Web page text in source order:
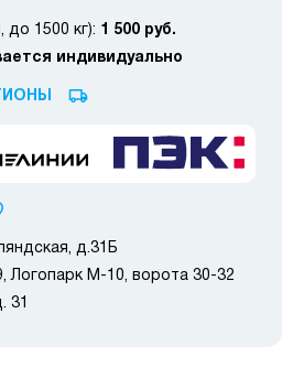
до 1500 кг): 1 500 руб.
индивидуально
д.31Б
Логопарк М-10, ворота 30-32
31